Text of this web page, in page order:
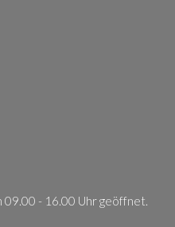
09.00 - 16.00 Uhr geöffnet.